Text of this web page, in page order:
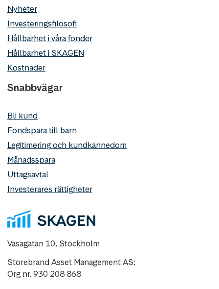
Nyheter
Investeringsfilosofi
Hållbarhet i våra fonder
Hållbarhet i SKAGEN
Kostnader
Snabbvägar
Bli kund
Fondspara till barn
Legitimering och kundkännedom
Månadsspara
Uttagsavtal
Investerares rättigheter
Vasagatan 10, Stockholm
Storebrand Asset Management AS:
Org nr. 930 208 868